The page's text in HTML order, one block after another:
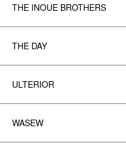
THE INOUE BROTHERS
THE DAY
ULTERIOR
WASEW